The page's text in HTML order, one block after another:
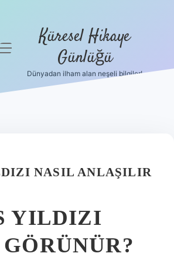
Küresel Hikaye
Günlüğü
Dünyadan ilham alan neşeli bilgiler!
NASIL ANLAŞILIR
YILDIZI